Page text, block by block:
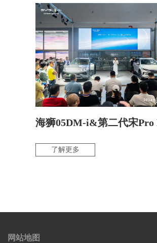
了解更多
网站地图